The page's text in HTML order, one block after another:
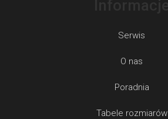
Serwis
O nas
Poradnia
Tabele rozmiarów